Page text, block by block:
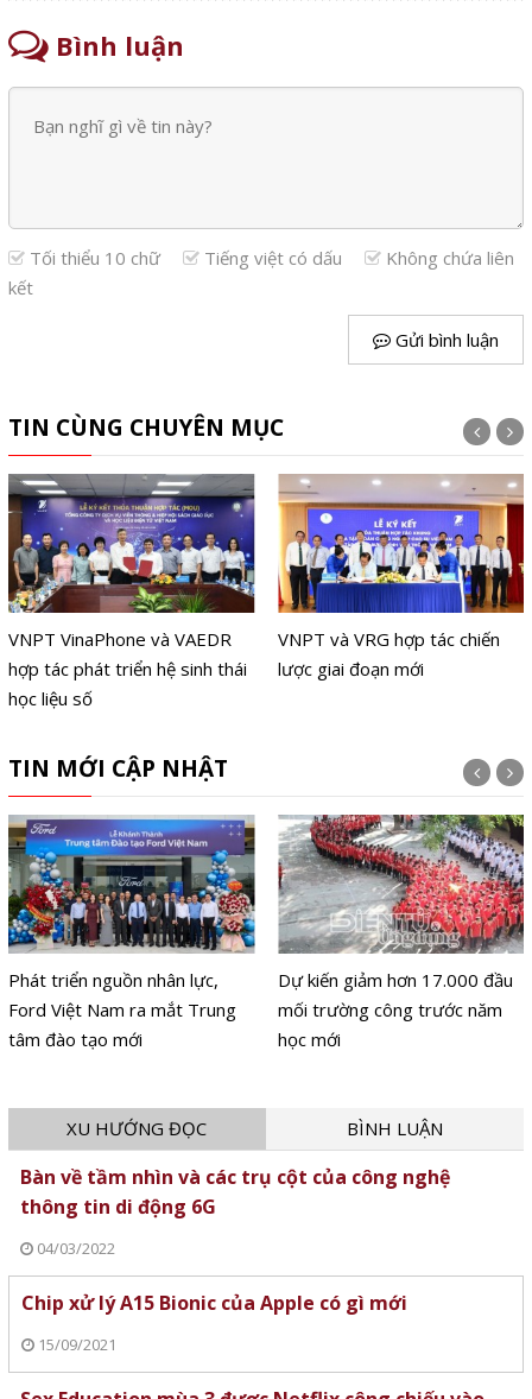
Bình luận
Tối thiểu 10 chữ Tiếng việt có dấu
Không chứa liên
kết
Gửi bình luận
TIN CÙNG CHUYÊN MỤC
VNPT VinaPhone và VAEDR
hợp tác phát triển hệ sinh thái
học liệu số
VNPT và VRG hợp tác chiến
lược giai đoạn mới
TIN MỚI CẬP NHẬT
Phát triển nguồn nhân lực,
Ford Việt Nam ra mắt Trung
tâm đào tạo mới
Dự kiến giảm hơn 17.000 đầu
mối trường công trước năm
học mới
XU HƯỚNG ĐỌC BÌNH LUẬN
Bàn về tầm nhìn và các trụ cột của công nghệ
thông tin di động 6G
04/03/2022
Chip xử lý A15 Bionic của Apple có gì mới
15/09/2021